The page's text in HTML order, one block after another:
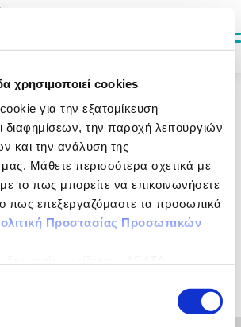
χρησιμοποιεί cookies
για την εξατομίκευση
διαφημίσεων, την παροχή λειτουργιών
και την ανάλυση της
μας. Μάθετε περισσότερα σχετικά με
με το πως μπορείτε να επικοινωνήσετε
πως επεξεργαζόμαστε τα προσωπικά
Προστασίας Προσωπικών
you’re looking for. Perhaps searching can
Search
Search
Search